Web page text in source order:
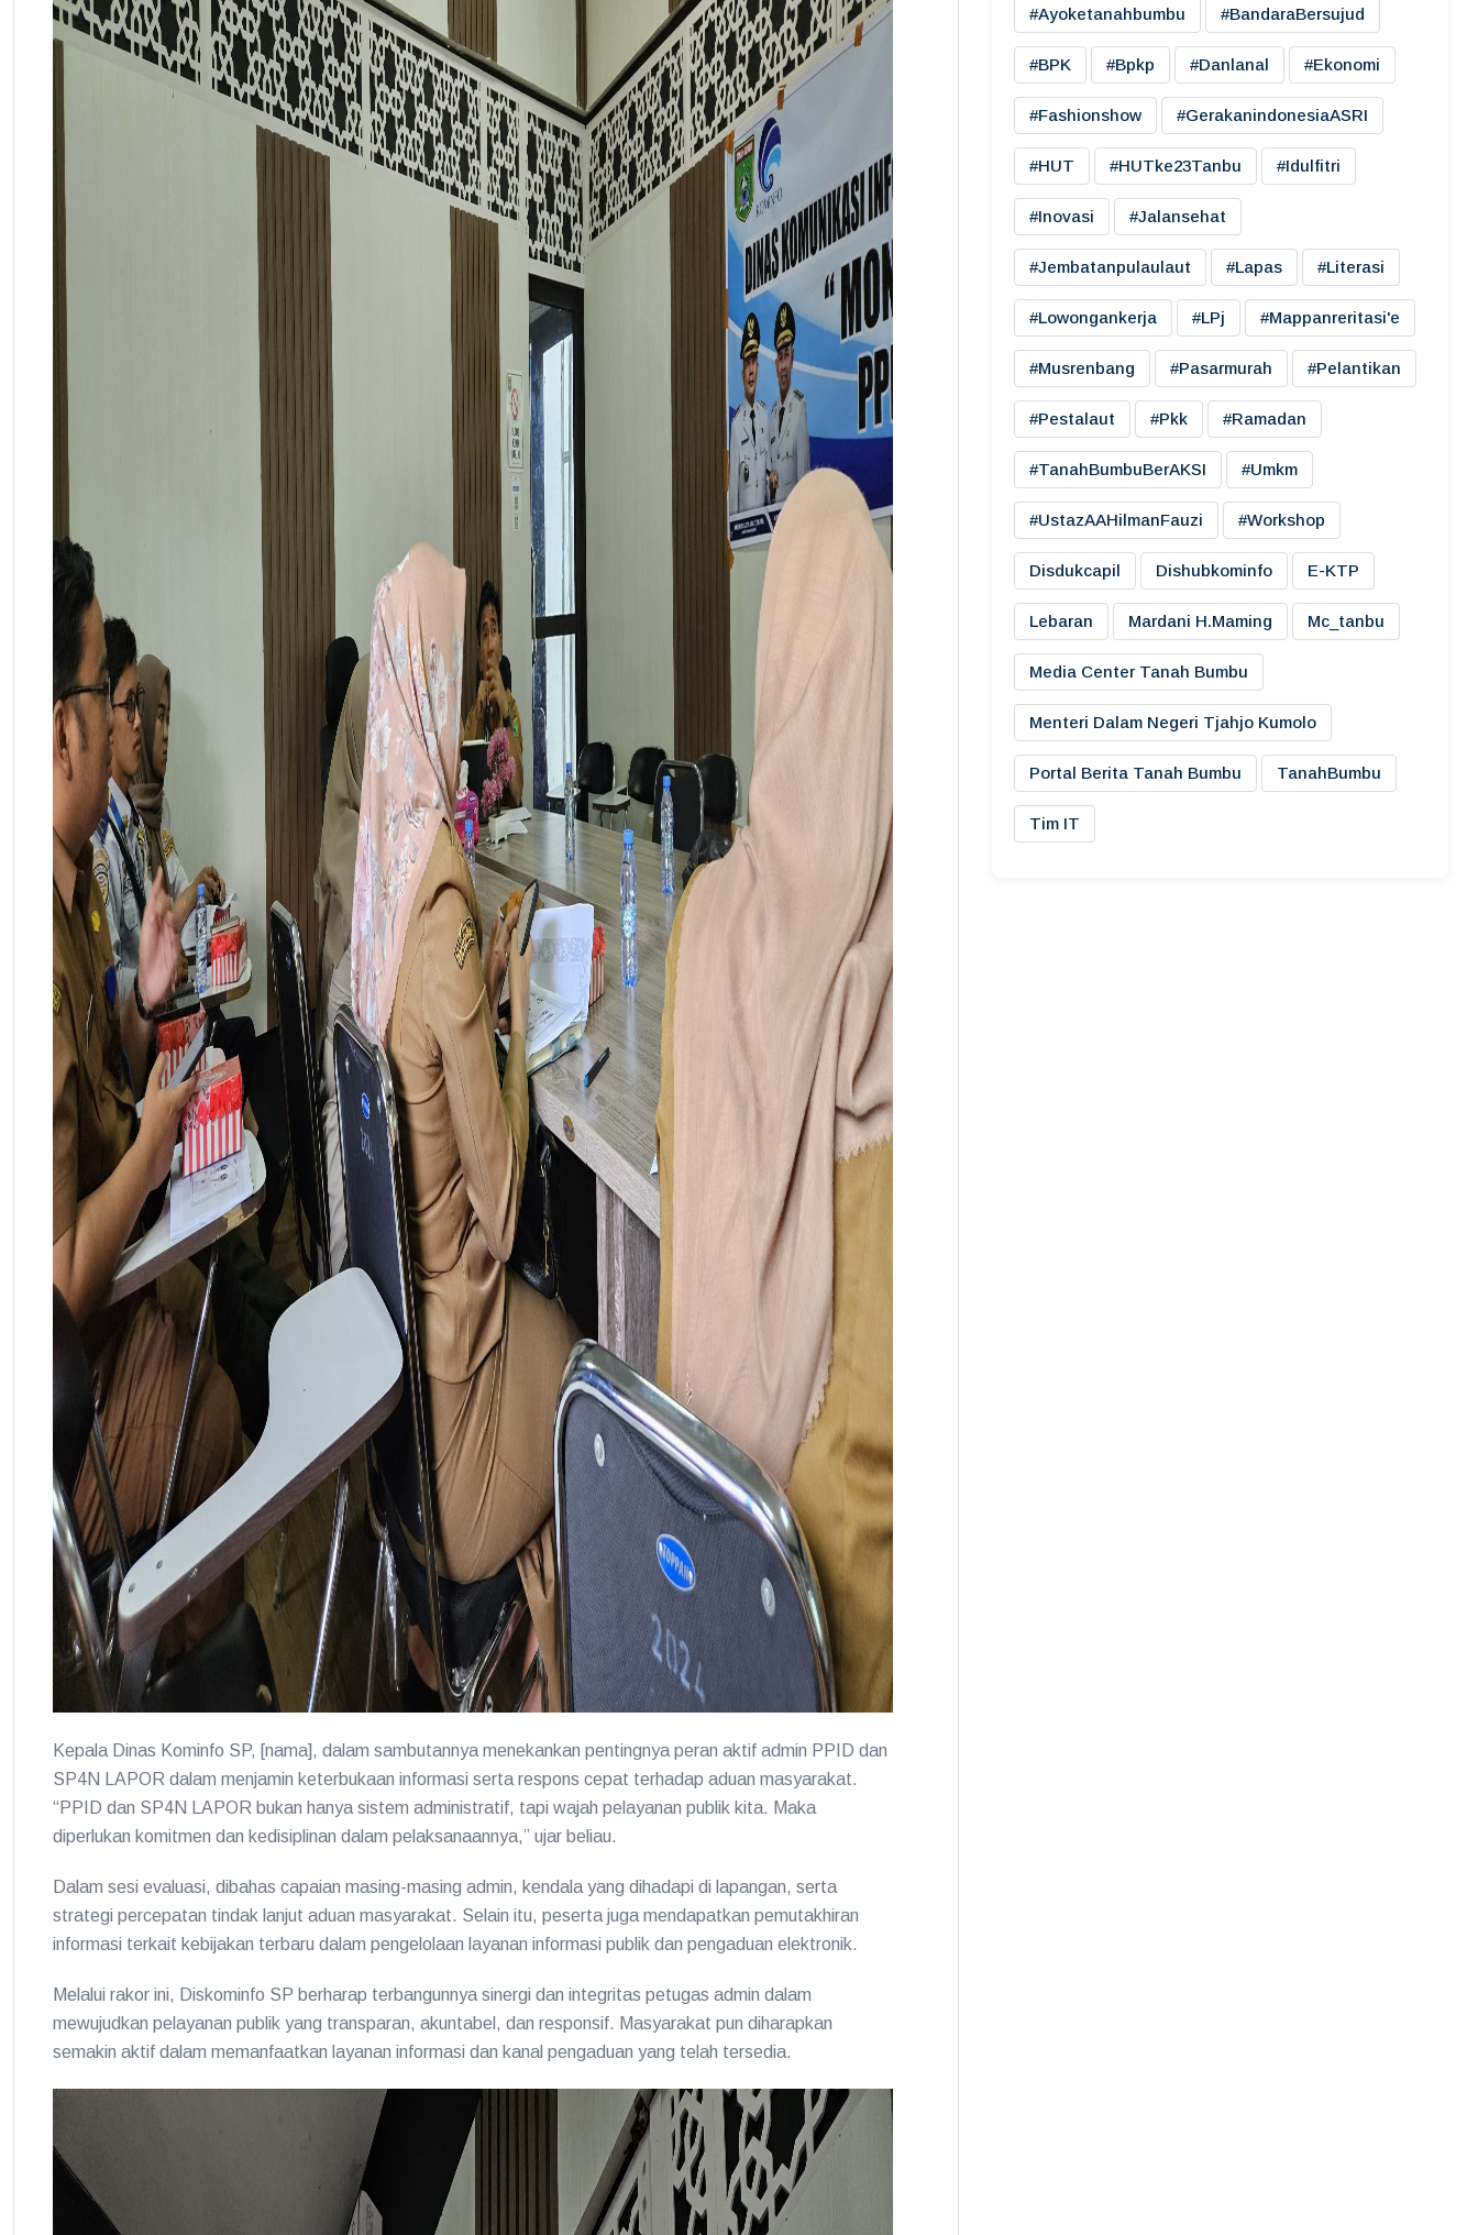
Kepala Dinas Kominfo SP, [nama], dalam sambutannya menekankan pentingnya peran aktif admin PPID dan
SP4N LAPOR dalam menjamin keterbukaan informasi serta respons cepat terhadap aduan masyarakat.
“PPID dan SP4N LAPOR bukan hanya sistem administratif, tapi wajah pelayanan publik kita. Maka
diperlukan komitmen dan kedisiplinan dalam pelaksanaannya,” ujar beliau.
Dalam sesi evaluasi, dibahas capaian masing-masing admin, kendala yang dihadapi di lapangan, serta
strategi percepatan tindak lanjut aduan masyarakat. Selain itu, peserta juga mendapatkan pemutakhiran
informasi terkait kebijakan terbaru dalam pengelolaan layanan informasi publik dan pengaduan elektronik.
Melalui rakor ini, Diskominfo SP berharap terbangunnya sinergi dan integritas petugas admin dalam
mewujudkan pelayanan publik yang transparan, akuntabel, dan responsif. Masyarakat pun diharapkan
semakin aktif dalam memanfaatkan layanan informasi dan kanal pengaduan yang telah tersedia.
#ayoketanahbumbu #BandaraBersujud
#BPK #bpkp #danlanal #ekonomi
#fashionshow #gerakanindonesiaASRI
#HUT #HUTke23Tanbu #idulfitri
#inovasi #jalansehat
#jembatanpulaulaut #lapas #literasi
#lowongankerja #LPj #mappanreritasi'e
#musrenbang #pasarmurah #pelantikan
#pestalaut #pkk #ramadan
#TanahBumbuBerAKSI #umkm
#UstazAAHilmanFauzi #workshop
Disdukcapil Dishubkominfo E-KTP
Lebaran Mardani H.maming Mc_tanbu
Media Center Tanah Bumbu
Menteri Dalam Negeri Tjahjo Kumolo
Portal Berita Tanah Bumbu TanahBumbu
Tim IT